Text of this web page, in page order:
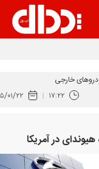
خارجی
۱۷:۲۲ ۱۴۰۵/
در آمریکا